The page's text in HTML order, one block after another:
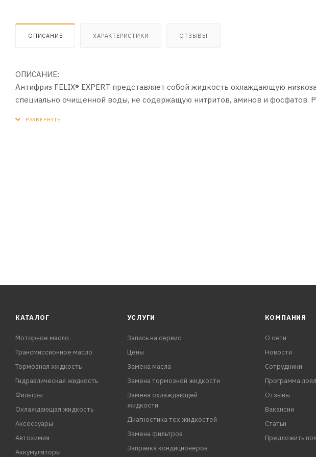
ОПИСАНИЕ ХАРАКТЕРИСТИКИ ОТЗЫВЫ
ОПИСАНИЕ:
Антифриз FELIX® EXPERT представляет собой жидкость охлаждающую
специально очищенной воды, не содержащую нитритов, аминов и фосфатов.
КАТАЛОГ
Моторное масло
Трансмиссионное масло
Тормозная жидкость
Гидравлическая жидкость
Фильтры
Охлаждающая жидкость
Аксессуары
Автохимия
Аккумуляторы
УСЛУГИ
Запись на сервис
Цены
Замена масла
Замена тормозной жидкости
Замена охлаждающей
жидкости
Диагностика тех.жидкостей
Замена фильтров
Заправка кондиционеров
КОМПАНИЯ
О сети
Новости
Сотрудники
Программа
Отзывы
Вакансии
Статьи
Предложить